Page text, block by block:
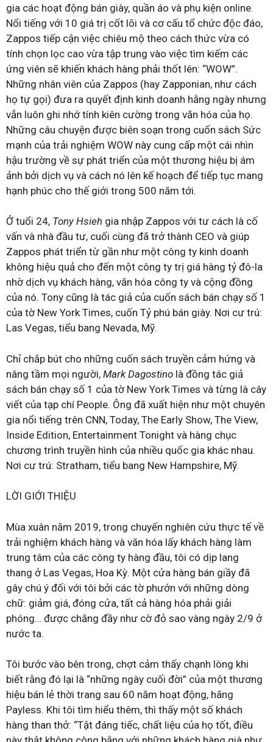
gia các hoạt động bán giày, quần áo và phụ kiện online.
Nổi tiếng với 10 giá trị cốt lõi và cơ cấu tổ chức độc đáo,
Zappos tiếp cận việc chiêu mộ theo cách thức vừa có
tính chọn lọc cao vừa tập trung vào việc tìm kiếm các
ứng viên sẽ khiến khách hàng phải thốt lên: “WOW”.
Những nhân viên của Zappos (hay Zapponian, như cách
họ tự gọi) đưa ra quyết định kinh doanh hằng ngày nhưng
vẫn luôn ghi nhớ tính kiên cường trong văn hóa của họ.
Những câu chuyện được biên soạn trong cuốn sách Sức
mạnh của trải nghiệm WOW này cung cấp một cái nhìn
hậu trường về sự phát triển của một thương hiệu bị ám
ảnh bởi dịch vụ và cách nó lên kế hoạch để tiếp tục mang
hạnh phúc cho thế giới trong 500 năm tới.
Ở tuổi 24, Tony Hsieh gia nhập Zappos với tư cách là cố
vấn và nhà đầu tư, cuối cùng đã trở thành CEO và giúp
Zappos phát triển từ gần như một công ty kinh doanh
không hiệu quả cho đến một công ty trị giá hàng tỷ đô-la
nhờ dịch vụ khách hàng, văn hóa công ty và cộng đồng
của nó. Tony cũng là tác giả của cuốn sách bán chạy số 1
của tờ New York Times, cuốn Tỷ phú bán giày. Nơi cư trú:
Las Vegas, tiểu bang Nevada, Mỹ.
Chỉ chắp bút cho những cuốn sách truyền cảm hứng và
nâng tầm mọi người, Mark Dagostino là đồng tác giả
sách bán chạy số 1 của tờ New York Times và từng là cây
viết của tạp chí People. Ông đã xuất hiện như một chuyên
gia nổi tiếng trên CNN, Today, The Early Show, The View,
Inside Edition, Entertainment Tonight và hàng chục
chương trình truyền hình của nhiều quốc gia khác nhau.
Nơi cư trú: Stratham, tiểu bang New Hampshire, Mỹ.
LỜI GIỚI THIỆU
Mùa xuân năm 2019, trong chuyến nghiên cứu thực tế về
trải nghiệm khách hàng và văn hóa lấy khách hàng làm
trung tâm của các công ty hàng đầu, tôi có dịp lang
thang ở Las Vegas, Hoa Kỳ. Một cửa hàng bán giầy đã
gây chú ý đối với tôi bởi các tờ phướn với những dòng
chữ: giảm giá, đóng cửa, tất cả hàng hóa phải giải
phóng… được chăng đầy như cờ đỏ sao vàng ngày 2/9 ở
nước ta.
Tôi bước vào bên trong, chợt cảm thấy chạnh lòng khi
biết rằng đó lại là “những ngày cuối đời” của một thương
hiệu bán lẻ thời trang sau 60 năm hoạt động, hãng
Payless. Khi tôi tìm hiểu thêm, thì thấy một số khách
hàng than thở: “Tật đáng tiếc, chất liệu của họ tốt, điều